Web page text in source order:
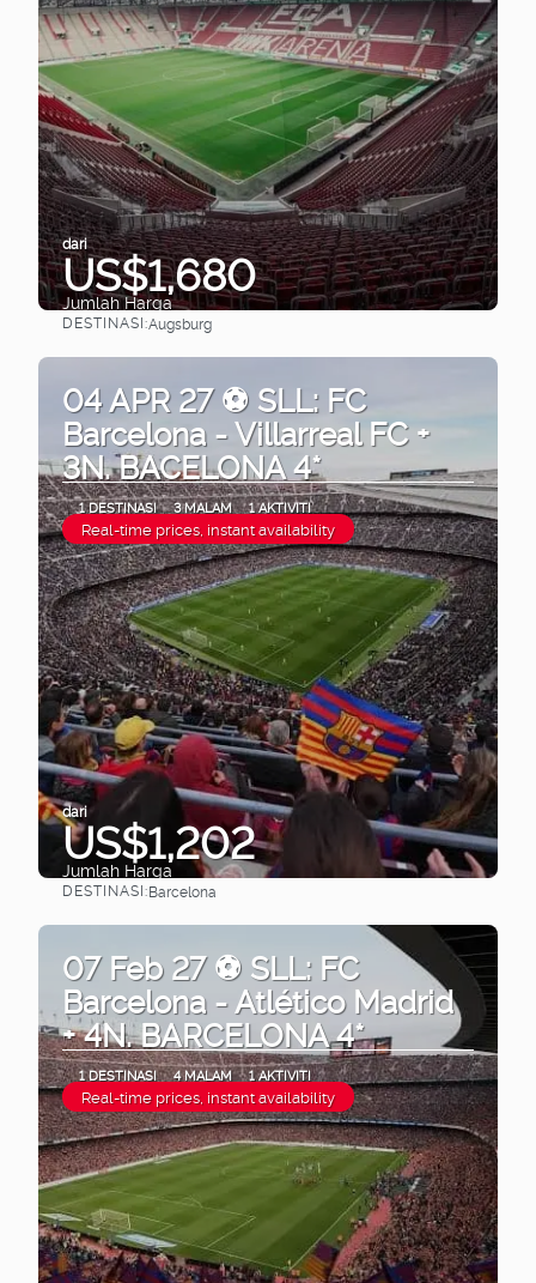
dari
US$1,680
Jumlah Harga
DESTINASI:Augsburg
04 APR 27 ⚽ SLL: FC
Barcelona - Villarreal FC +
3N. BACELONA 4*
1 DESTINASI 3 MALAM 1 AKTIVITI
Real-time prices, instant availability
dari
US$1,202
Jumlah Harga
DESTINASI:Barcelona
07 Feb 27 ⚽ SLL: FC
Barcelona - Atlético Madrid
+ 4N. BARCELONA 4*
1 DESTINASI 4 MALAM 1 AKTIVITI
Real-time prices, instant availability